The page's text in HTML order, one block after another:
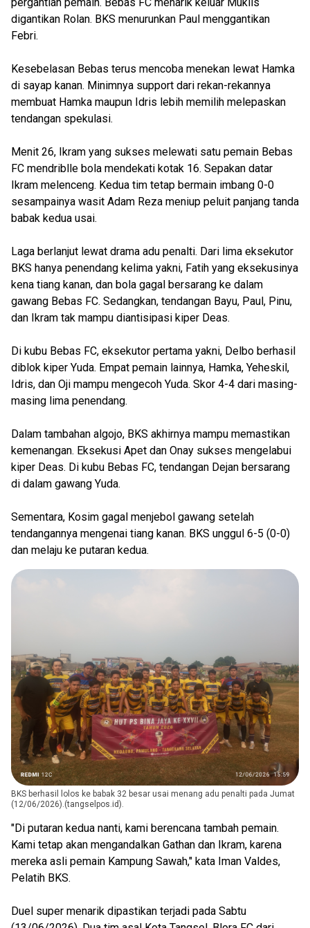
digantikan Rolan. BKS menurunkan Paul menggantikan
Febri.
Kesebelasan Bebas terus mencoba menekan lewat Hamka
di sayap kanan. Minimnya support dari rekan-rekannya
membuat Hamka maupun Idris lebih memilih melepaskan
tendangan spekulasi.
Menit 26, Ikram yang sukses melewati satu pemain Bebas
FC mendriblle bola mendekati kotak 16. Sepakan datar
Ikram melenceng. Kedua tim tetap bermain imbang 0-0
sesampainya wasit Adam Reza meniup peluit panjang tanda
babak kedua usai.
Laga berlanjut lewat drama adu penalti. Dari lima eksekutor
BKS hanya penendang kelima yakni, Fatih yang eksekusinya
kena tiang kanan, dan bola gagal bersarang ke dalam
gawang Bebas FC. Sedangkan, tendangan Bayu, Paul, Pinu,
dan Ikram tak mampu diantisipasi kiper Deas.
Di kubu Bebas FC, eksekutor pertama yakni, Delbo berhasil
diblok kiper Yuda. Empat pemain lainnya, Hamka, Yeheskil,
Idris, dan Oji mampu mengecoh Yuda. Skor 4-4 dari masing-
masing lima penendang.
Dalam tambahan algojo, BKS akhirnya mampu memastikan
kemenangan. Eksekusi Apet dan Onay sukses mengelabui
kiper Deas. Di kubu Bebas FC, tendangan Dejan bersarang
di dalam gawang Yuda.
Sementara, Kosim gagal menjebol gawang setelah
tendangannya mengenai tiang kanan. BKS unggul 6-5 (0-0)
dan melaju ke putaran kedua.
BKS berhasil lolos ke babak 32 besar usai menang adu penalti pada Jumat
(12/06/2026).(tangselpos.id).
"Di putaran kedua nanti, kami berencana tambah pemain.
Kami tetap akan mengandalkan Gathan dan Ikram, karena
mereka asli pemain Kampung Sawah," kata Iman Valdes,
Pelatih BKS.
Duel super menarik dipastikan terjadi pada Sabtu